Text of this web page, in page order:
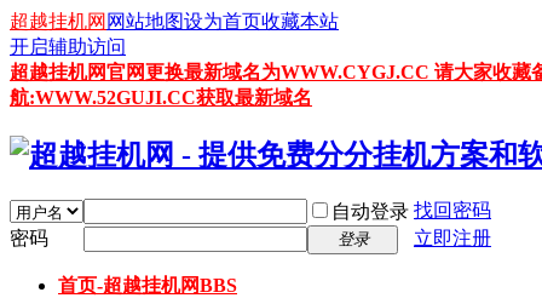
超越挂机网 网站地图设为首页收藏本站
开启辅助访问
超越挂机网官网更换最新域名为WWW.CYGJ.CC 请大家收
航:WWW.52GUJI.CC获取最新域名
自动登录 找回密码
密码
登录 立即注册
首页-超越挂机网BBS